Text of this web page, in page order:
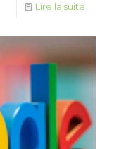
Lire la suite